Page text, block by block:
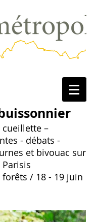
cueillette –
- débats -
et bivouac sur
forêts / 18 - 19 juin